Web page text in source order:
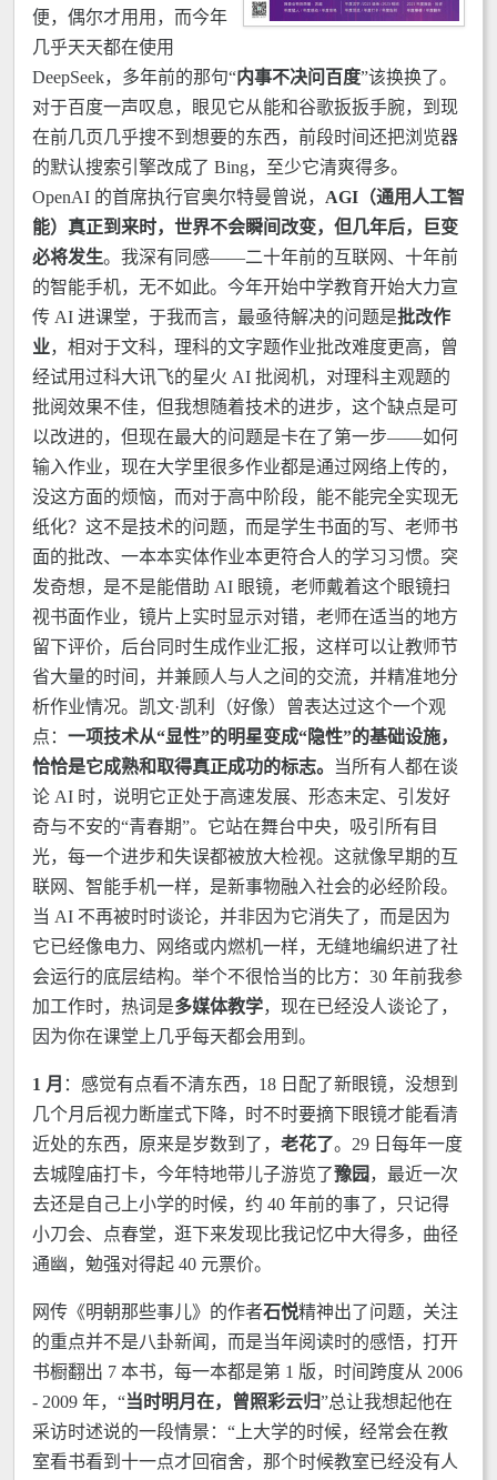
便，偶尔才用用，而今年
几乎天天都在使用
DeepSeek，多年前的那句“内事不决问百度”该换换了。
对于百度一声叹息，眼见它从能和谷歌扳扳手腕，到现
在前几页几乎搜不到想要的东西，前段时间还把浏览器
的默认搜索引擎改成了 Bing，至少它清爽得多。
OpenAI 的首席执行官奥尔特曼曾说， AGI（通用人工智
能）真正到来时，世界不会瞬间改变，但几年后，巨变
必将发生。我深有同感——二十年前的互联网、十年前
的智能手机，无不如此。今年开始中学教育开始大力宣
传 AI 进课堂，于我而言，最亟待解决的问题是批改作
业，相对于文科，理科的文字题作业批改难度更高，曾
经试用过科大讯飞的星火 AI 批阅机，对理科主观题的
批阅效果不佳，但我想随着技术的进步，这个缺点是可
以改进的，但现在最大的问题是卡在了第一步——如何
输入作业，现在大学里很多作业都是通过网络上传的，
没这方面的烦恼，而对于高中阶段，能不能完全实现无
纸化？这不是技术的问题，而是学生书面的写、老师书
面的批改、一本本实体作业本更符合人的学习习惯。突
发奇想，是不是能借助 AI 眼镜，老师戴着这个眼镜扫
视书面作业，镜片上实时显示对错，老师在适当的地方
留下评价，后台同时生成作业汇报，这样可以让教师节
省大量的时间，并兼顾人与人之间的交流，并精准地分
析作业情况。凯文·凯利（好像）曾表达过这个一个观
点： 一项技术从“显性”的明星变成“隐性”的基础设施，
恰恰是它成熟和取得真正成功的标志。
当所有人都在谈
论 AI 时，说明它正处于高速发展、形态未定、引发好
奇与不安的“青春期”。它站在舞台中央，吸引所有目
光，每一个进步和失误都被放大检视。这就像早期的互
联网、智能手机一样，是新事物融入社会的必经阶段。
当 AI 不再被时时谈论，并非因为它消失了，而是因为
它已经像电力、网络或内燃机一样，无缝地编织进了社
会运行的底层结构。举个不很恰当的比方：30 年前我参
加工作时，热词是多媒体教学，现在已经没人谈论了，
因为你在课堂上几乎每天都会用到。
1 月 ：感觉有点看不清东西，18 日配了新眼镜，没想到
几个月后视力断崖式下降，时不时要摘下眼镜才能看清
近处的东西，原来是岁数到了， 老花了。29 日每年一度
去城隍庙打卡，今年特地带儿子游览了豫园 ，最近一次
去还是自己上小学的时候，约 40 年前的事了，只记得
小刀会、点春堂，逛下来发现比我记忆中大得多，曲径
通幽，勉强对得起 40 元票价。
网传《明朝那些事儿》的作者石悦精神出了问题，关注
的重点并不是八卦新闻，而是当年阅读时的感悟，打开
书橱翻出 7 本书，每一本都是第 1 版，时间跨度从 2006
- 2009 年，“当时明月在，曾照彩云归”总让我想起他在
采访时述说的一段情景：“上大学的时候，经常会在教
室看书看到十一点才回宿舍，那个时候教室已经没有人